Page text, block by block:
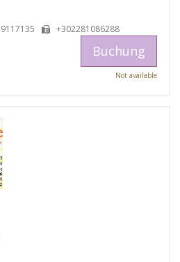
+302281086288
Buchung
Not available